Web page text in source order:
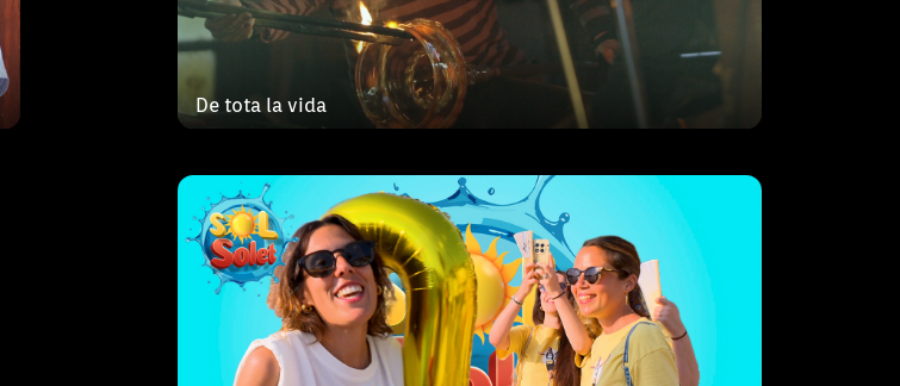
De tota la vida
Quan surt el sol, les Illes Balears es transformen. Les
platges s’omplen de vida, les piscines de rialles, les
places de festa i els carrers d’històries per compartir. I
Pedra, Terra i Fusta